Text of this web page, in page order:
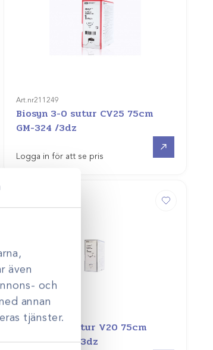
även
och
annan
tjänster.
Art.nr211249
Biosyn 3-0 sutur CV25 75cm
GM-324 /3dz
Logga in för att se pris
Art.nr211276
Maxon 2-0 sutur V20 75cm
8886623351 /3dz